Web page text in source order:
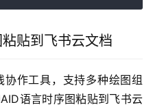
贴到飞书云文档
作工具，支持多种绘图组
语言时序图粘贴到飞书云